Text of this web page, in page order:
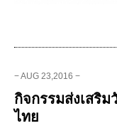
− AUG 23,2016 −
กิจกรรมส่งเสริ
ไทย